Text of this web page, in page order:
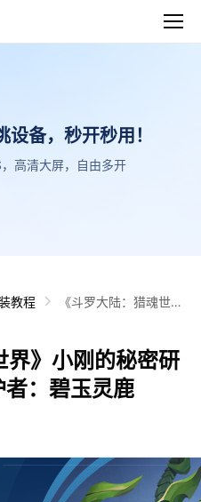
备，秒开秒用！
高清大屏，自由多开
教程
《斗罗大陆：猎魂世
玉灵鹿
界》小刚的秘密研
：碧玉灵鹿